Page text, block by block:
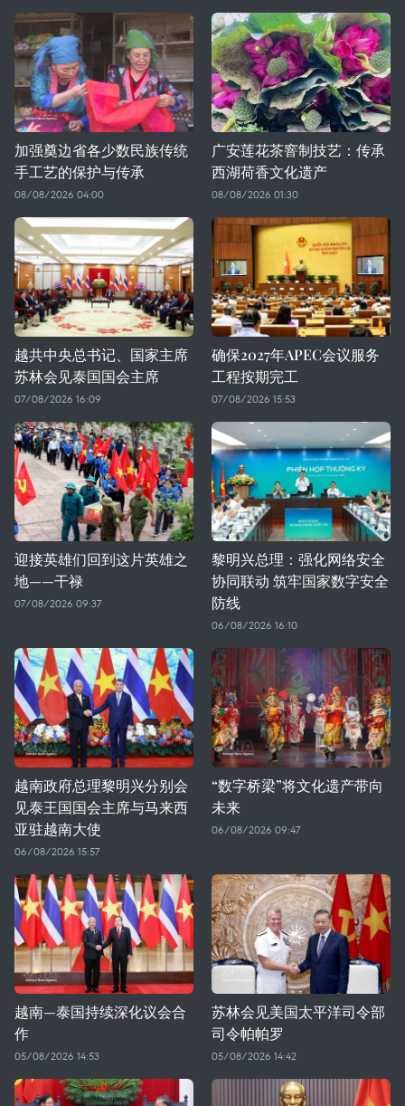
加强奠边省各少数民族传统
手工艺的保护与传承
08/08/2026 04:00
广安莲花茶窨制技艺：传承
西湖荷香文化遗产
08/08/2026 01:30
越共中央总书记、国家主席
苏林会见泰国国会主席
07/08/2026 16:09
确保2027年APEC会议服务
工程按期完工
07/08/2026 15:53
迎接英雄们回到这片英雄之
地——干禄
07/08/2026 09:37
黎明兴总理：强化网络安全
协同联动 筑牢国家数字安全
防线
06/08/2026 16:10
越南政府总理黎明兴分别会
见泰王国国会主席与马来西
亚驻越南大使
06/08/2026 15:57
“数字桥梁”将文化遗产带向
未来
06/08/2026 09:47
越南—泰国持续深化议会合
作
05/08/2026 14:53
苏林会见美国太平洋司令部
司令帕帕罗
05/08/2026 14:42